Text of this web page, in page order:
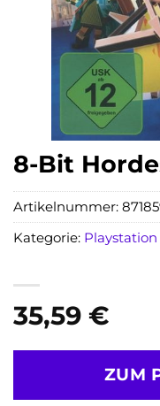
8-Bit
35,59 €
ZUM
Artikelnummer:
Kategorie: